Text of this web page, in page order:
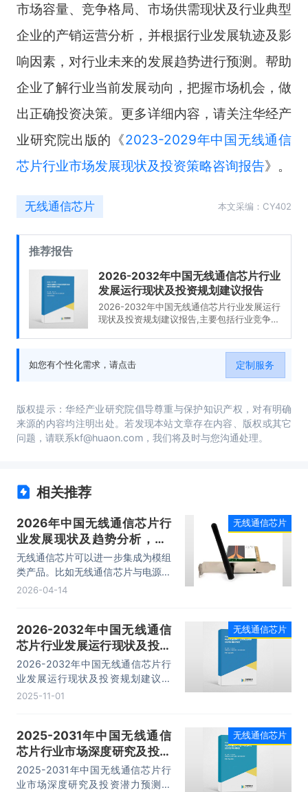
市场容量、竞争格局、市场供需现状及行业典型
企业的产销运营分析，并根据行业发展轨迹及影
响因素，对行业未来的发展趋势进行预测。帮助
企业了解行业当前发展动向，把握市场机会，做
出正确投资决策。更多详细内容，请关注华经产
业研究院出版的《2023-2029年中国无线通信
芯片行业市场发展现状及投资策略咨询报告》。
无线通信芯片 本文采编：CY402
推荐报告
2026-2032年中国无线通信芯片行业
发展运行现状及投资规划建议报告
2026-2032年中国无线通信芯片行业发展运行
现状及投资规划建议报告,主要包括行业竞争格
如您有个性化需求，请点击
定制服务
版权提示：华经产业研究院倡导尊重与保护知识产权，对有明确
来源的内容均注明出处。若发现本站文章存在内容、版权或其它
问题，请联系kf@huaon.com，我们将及时与您沟通处理。
相关推荐
2026年中国无线通信芯片行
业发展现状及趋势分析，6G
技术突破与标准引领，政策驱
动国产化与生态完善「图」
无线通信芯片可以进一步集成为模组
类产品。比如无线通信芯片与电源管
理芯片、内存芯片、射频芯片及其他
端或系统设备中，通过加载不同通信
软件实现多种通信功能。我国无线通
信模组市场规模在2020年至2025
年间呈现出显著的增长趋势。从
2020年的174亿元起步，进一步在
2025年达到282亿元。
2026-04-14
无线通信芯片
2026-2032年中国无线通信
芯片行业发展运行现状及投资
规划建议报告
2026-2032年中国无线通信芯片行
业发展运行现状及投资规划建议报
告,主要包括行业竞争格局分析、主
2025-11-01
无线通信芯片
2025-2031年中国无线通信
芯片行业市场深度研究及投资
潜力预测报告
2025-2031年中国无线通信芯片行
业市场深度研究及投资潜力预测报
无线通信芯片